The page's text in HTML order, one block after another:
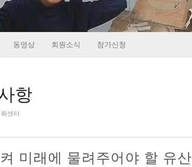
동
텐츠
동영상 회원소식 참가신청
항
센터
미래에 물려주어야 할 유산